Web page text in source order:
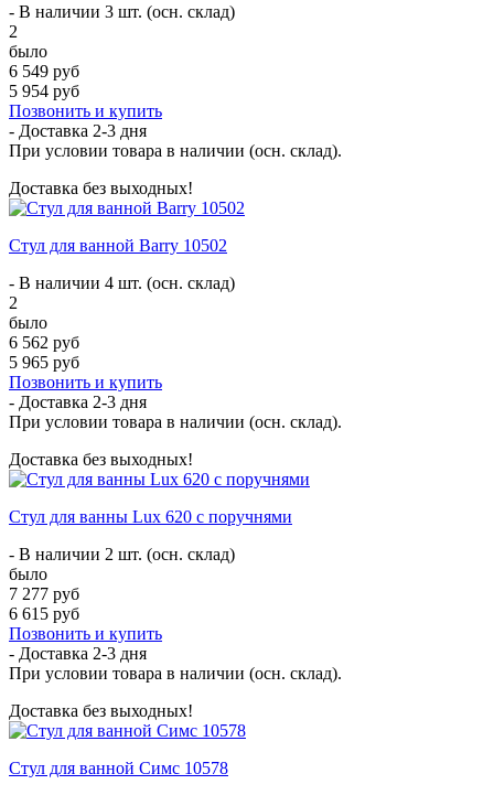
- В наличии 3 шт. (осн. склад)
2
было
6 549 руб
5 954 руб
Позвонить и купить
- Доставка 2-3 дня
При условии товара в наличии (осн. склад).
Доставка без выходных!
Стул для ванной Barry 10502
- В наличии 4 шт. (осн. склад)
2
было
6 562 руб
5 965 руб
Позвонить и купить
- Доставка 2-3 дня
При условии товара в наличии (осн. склад).
Доставка без выходных!
Стул для ванны Lux 620 с поручнями
- В наличии 2 шт. (осн. склад)
было
7 277 руб
6 615 руб
Позвонить и купить
- Доставка 2-3 дня
При условии товара в наличии (осн. склад).
Доставка без выходных!
Стул для ванной Симс 10578